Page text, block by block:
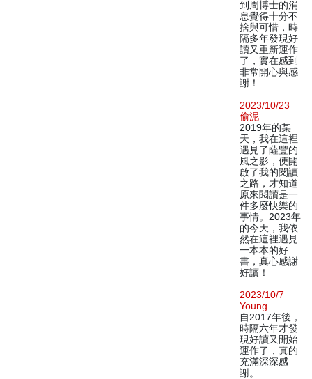
到周博士的消
息覺得十分不
捨與可惜，時
隔多年發現好
讀又重新運作
了，實在感到
非常開心與感
謝！
2023/10/23
偷泥
2019年的某
天，我在這裡
遇見了薩豐的
風之影，便開
啟了我的閱讀
之路，才知道
原來閱讀是一
件多麼快樂的
事情。2023年
的今天，我依
然在這裡遇見
一本本的好
書，真心感謝
好讀！
2023/10/7
Young
自2017年後，
時隔六年才發
現好讀又開始
運作了，真的
充滿深深感
謝。